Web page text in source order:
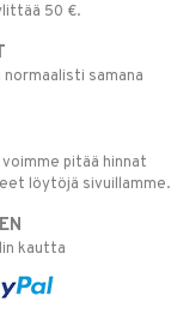
50 €.
samana
pitää hinnat
löytöjä sivuillamme.
kautta